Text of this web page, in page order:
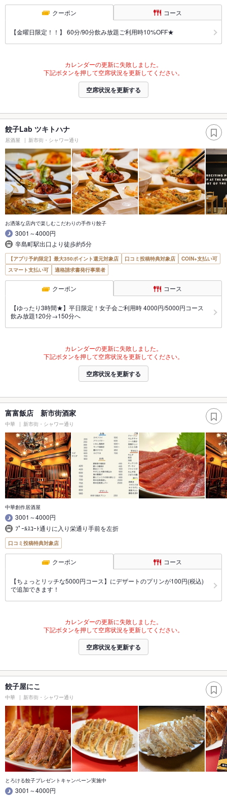
クーポン コース
【金曜日限定！！】 60分/90分飲み放題ご利用時10%OFF★
カレンダーの更新に失敗しました。
下記ボタンを押して空席状況を更新してください。
空席状況を更新する
餃子Lab ツキトハナ
居酒屋 新市街・シャワー通り
お洒落な店内で楽しむこだわりの手作り餃子
3001～4000円
辛島町駅出口より徒歩約5分
【アプリ予約限定】最大350ポイント還元対象店 口コミ投稿特典対象店
COIN+支払い可
スマート支払い可
適格請求書発行事業者
クーポン コース
【ゆったり3時間★】平日限定！女子会ご利用時 4000円/5000円コース
飲み放題120分→150分へ
カレンダーの更新に失敗しました。
下記ボタンを押して空席状況を更新してください。
空席状況を更新する
富富飯店 新市街酒家
中華 新市街・シャワー通り
中華創作居酒屋
3001～4000円
ﾌﾟｰﾙｽｺｰﾄ通りに入り栄通り手前を左折
口コミ投稿特典対象店
クーポン コース
【ちょっとリッチな5000円コース】にデザートのプリンが100円(税込)
で追加できます！
カレンダーの更新に失敗しました。
下記ボタンを押して空席状況を更新してください。
空席状況を更新する
餃子屋にこ
中華 新市街・シャワー通り
とろける餃子プレゼントキャンペーン実施中
3001～4000円